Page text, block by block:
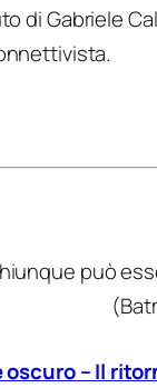
di Gabriele
può
oscuro – Il